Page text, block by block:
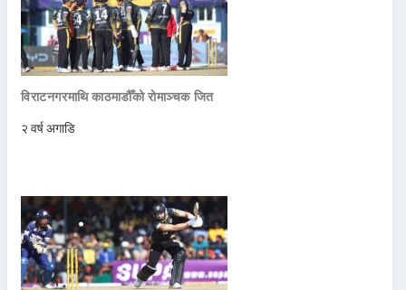
विराटनगरमाथि काठमाडौँको रोमाञ्चक जित
२ वर्ष अगाडि